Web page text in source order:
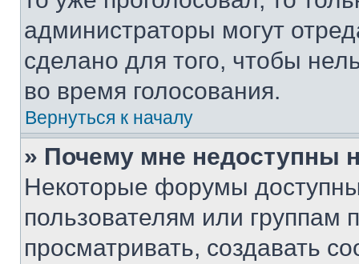
администраторы могут
сделано для того, чтобы
во время голосования.
Вернуться к началу
» Почему мне недоступны
Некоторые форумы
пользователям или группам
просматривать, создавать